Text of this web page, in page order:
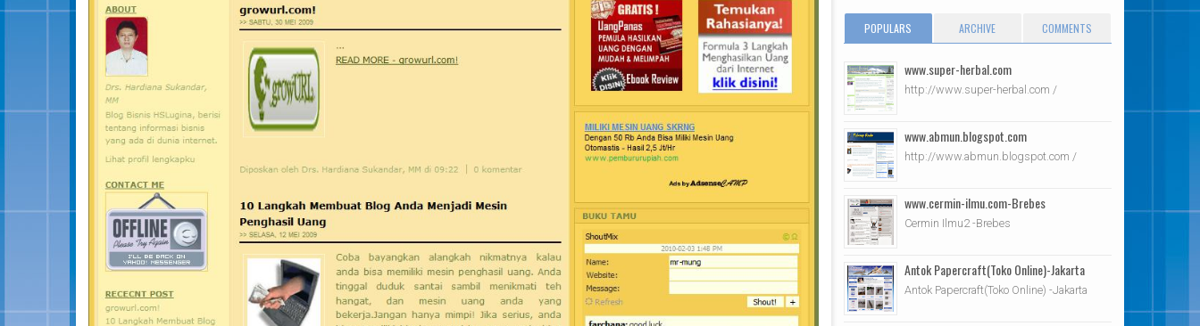
POPULARS ARCHIVE COMMENTS
www.super-herbal.com
http://www.super-herbal.com /
www.abmun.blogspot.com
http://www.abmun.blogspot.com /
www.cermin-ilmu.com-Brebes
Cermin Ilmu2 -Brebes
Antok Papercraft(Toko Online)-Jakarta
Antok Papercraft(Toko Online) -Jakarta